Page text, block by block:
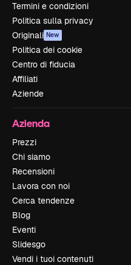
Termini e condizioni
Politica sulla privacy
Originali New
Politica dei cookie
Centro di fiducia
Affiliati
Aziende
Azienda
Prezzi
Chi siamo
Recensioni
Lavora con noi
Cerca tendenze
Blog
Eventi
Slidesgo
Vendi i tuoi contenuti